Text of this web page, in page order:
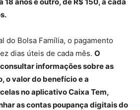
do Bolsa Família, o pagamento
dias úteis de cada mês. O
informações sobre as
o valor do benefício e a
no aplicativo Caixa Tem,
as contas poupança digitais do